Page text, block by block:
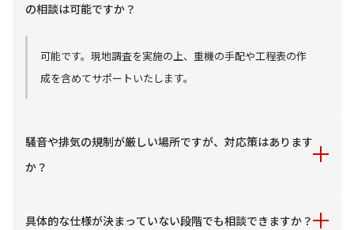
の相談は可能ですか？
可能です。現地調査を実施の上、重機の手配や工程表の作
成を含めてサポートいたします。
騒音や排気の規制が厳しい場所ですが、対応策はあります
か？
低騒音型モデルや排ガス対策仕様など、設置環境に合わせ
具体的な仕様が決まっていない段階でも相談できますか？